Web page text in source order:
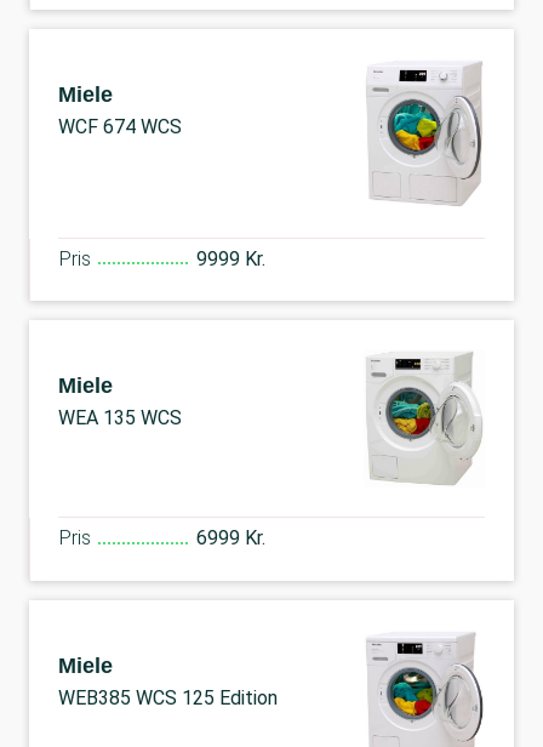
Miele
WCF 674 WCS
Pris 9999 Kr.
Miele
WEA 135 WCS
Pris 6999 Kr.
Miele
WEB385 WCS 125 Edition